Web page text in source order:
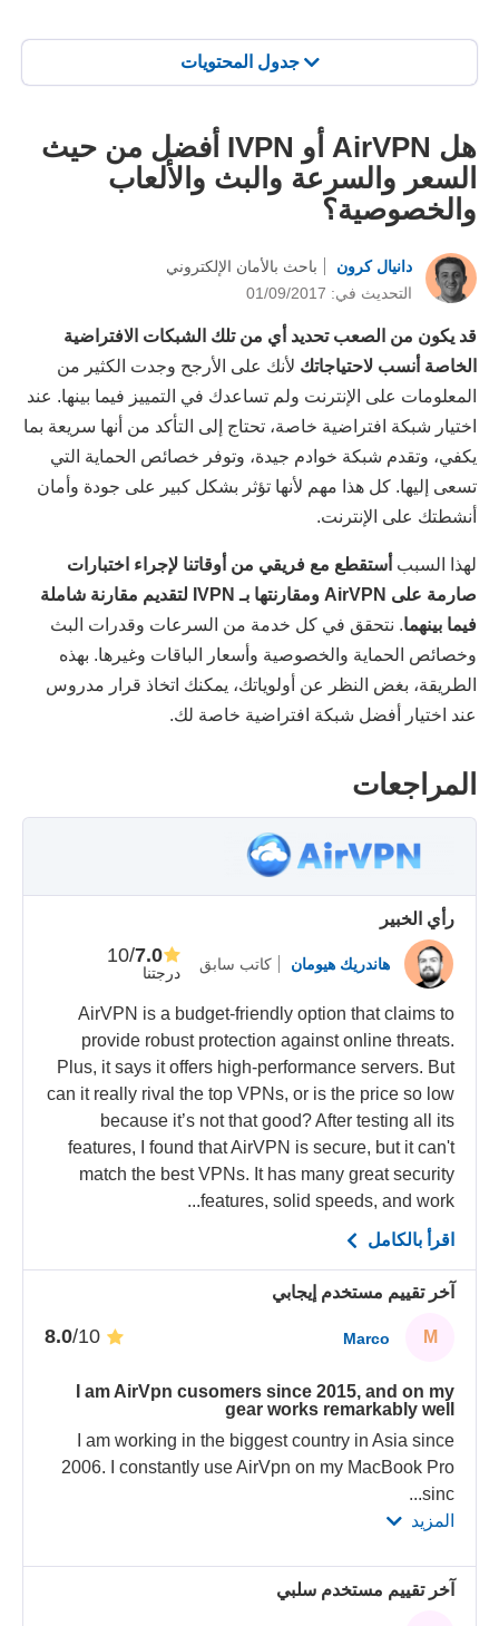
جدول المحتويات
هل AirVPN أو IVPN أفضل من حيث
السعر والسرعة والبث والألعاب
والخصوصية؟
دانيال كرون
باحث بالأمان الإلكتروني
التحديث في: 01/09/2017
قد يكون من الصعب تحديد أي من تلك الشبكات الافتراضية
الخاصة أنسب لاحتياجاتك لأنك على الأرجح وجدت الكثير من
المعلومات على الإنترنت ولم تساعدك في التمييز فيما بينها. عند
اختيار شبكة افتراضية خاصة، تحتاج إلى التأكد من أنها سريعة بما
يكفي، وتقدم شبكة خوادم جيدة، وتوفر خصائص الحماية التي
تسعى إليها. كل هذا مهم لأنها تؤثر بشكل كبير على جودة وأمان
أنشطتك على الإنترنت.
لهذا السبب أستقطع مع فريقي من أوقاتنا لإجراء اختبارات
صارمة على AirVPN ومقارنتها بـ IVPN لتقديم مقارنة شاملة
فيما بينهما. نتحقق في كل خدمة من السرعات وقدرات البث
وخصائص الحماية والخصوصية وأسعار الباقات وغيرها. بهذه
الطريقة، بغض النظر عن أولوياتك، يمكنك اتخاذ قرار مدروس
عند اختيار أفضل شبكة افتراضية خاصة لك.
المراجعات
رأي الخبير
هاندريك هيومان كاتب سابق درجتنا
7.0
/10
AirVPN is a budget-friendly option that claims to
provide robust protection against online threats.
Plus, it says it offers high-performance servers. But
can it really rival the top VPNs, or is the price so low
because it’s not that good? After testing all its
features, I found that AirVPN is secure, but it can't
match the best VPNs. It has many great security
features, solid speeds, and work...
اقرأ بالكامل
آخر تقييم مستخدم إيجابي
M
Marco
/10
I am AirVpn cusomers since 2015, and on my
gear works remarkably well
I am working in the biggest country in Asia since
2006. I constantly use AirVpn on my MacBook Pro
sinc
...
المزيد
آخر تقييم مستخدم سلبي